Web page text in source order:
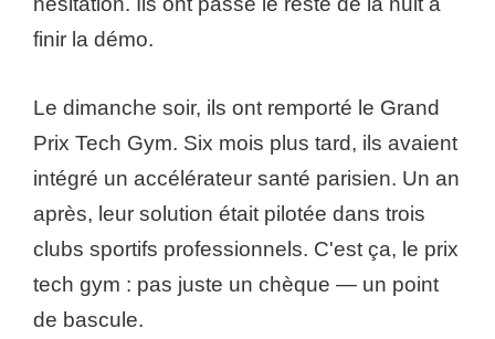
finir la démo.
Le dimanche soir, ils ont remporté le Grand
Prix Tech Gym. Six mois plus tard, ils avaient
intégré un accélérateur santé parisien. Un an
après, leur solution était pilotée dans trois
clubs sportifs professionnels. C'est ça, le prix
tech gym : pas juste un chèque — un point
de bascule.